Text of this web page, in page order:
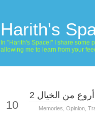
Harith's
In "Harith's Space!" I share
allowing me to learn from your
10
من الخيال 2
Memories Opinion